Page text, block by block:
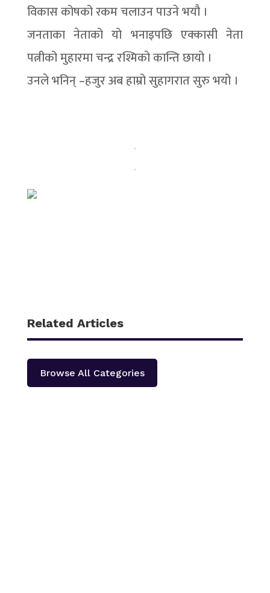
विकास कोषको रकम चलाउन पाउने भयौ ।
जनताका नेताको यो भनाइपछि एक्कासी नेता
पत्नीको मुहारमा चन्द्र रश्मिको कान्ति छायो ।
उनले भनिन् –हजुर अब हाम्रो सुहागरात सुरु भयो ।
Related Articles
Browse All Categories